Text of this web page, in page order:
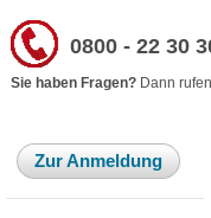
0800 - 22 30
Sie haben Fragen? Dann
Zur Anmeldung